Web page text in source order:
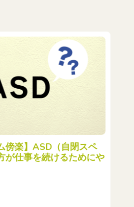
傍楽】ASD（自閉スペ
が仕事を続けるためにや